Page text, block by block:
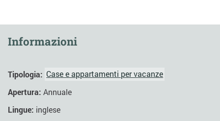
Informazioni
Tipologia: Case e appartamenti per vacanze
Apertura: Annuale
Lingue: inglese